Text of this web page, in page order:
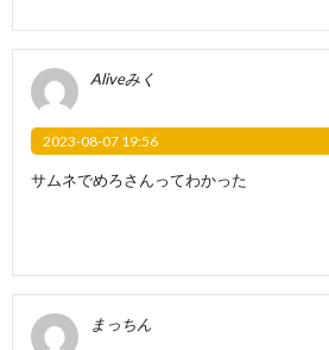
Aliveみく
2023-08-07 19:56
サムネでめろさんってわかった
まっちん